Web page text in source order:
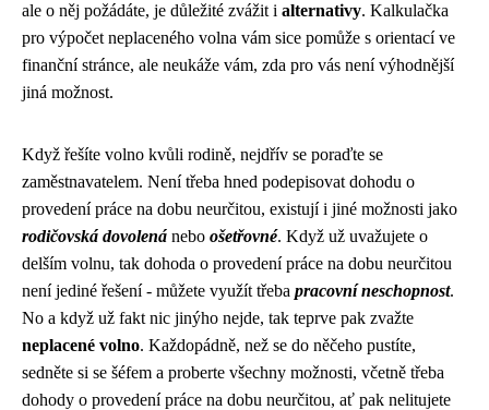
ale o něj požádáte, je důležité zvážit i alternativy. Kalkulačka
pro výpočet neplaceného volna vám sice pomůže s orientací ve
finanční stránce, ale neukáže vám, zda pro vás není výhodnější
jiná možnost.
Když řešíte volno kvůli rodině, nejdřív se poraďte se
zaměstnavatelem. Není třeba hned podepisovat dohodu o
provedení práce na dobu neurčitou, existují i jiné možnosti jako
rodičovská dovolená nebo ošetřovné. Když už uvažujete o
delším volnu, tak dohoda o provedení práce na dobu neurčitou
není jediné řešení - můžete využít třeba pracovní neschopnost.
No a když už fakt nic jinýho nejde, tak teprve pak zvažte
neplacené volno. Každopádně, než se do něčeho pustíte,
sedněte si se šéfem a proberte všechny možnosti, včetně třeba
dohody o provedení práce na dobu neurčitou, ať pak nelitujete